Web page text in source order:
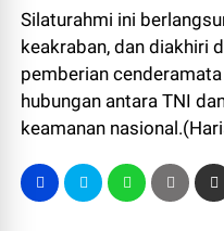
Silaturahmi ini
keakraban, dan diakhiri
pemberian
hubungan antara TNI
keamanan